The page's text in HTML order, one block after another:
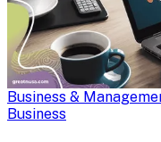
Business &
Business